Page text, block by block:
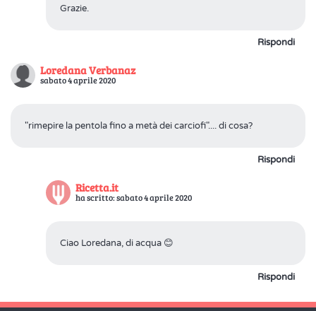
Grazie.
Rispondi
Loredana Verbanaz
sabato 4 aprile 2020
"rimepire la pentola fino a metà dei carciofi".... di cosa?
Rispondi
Ricetta.it
ha scritto: sabato 4 aprile 2020
Ciao Loredana, di acqua 😊
Rispondi